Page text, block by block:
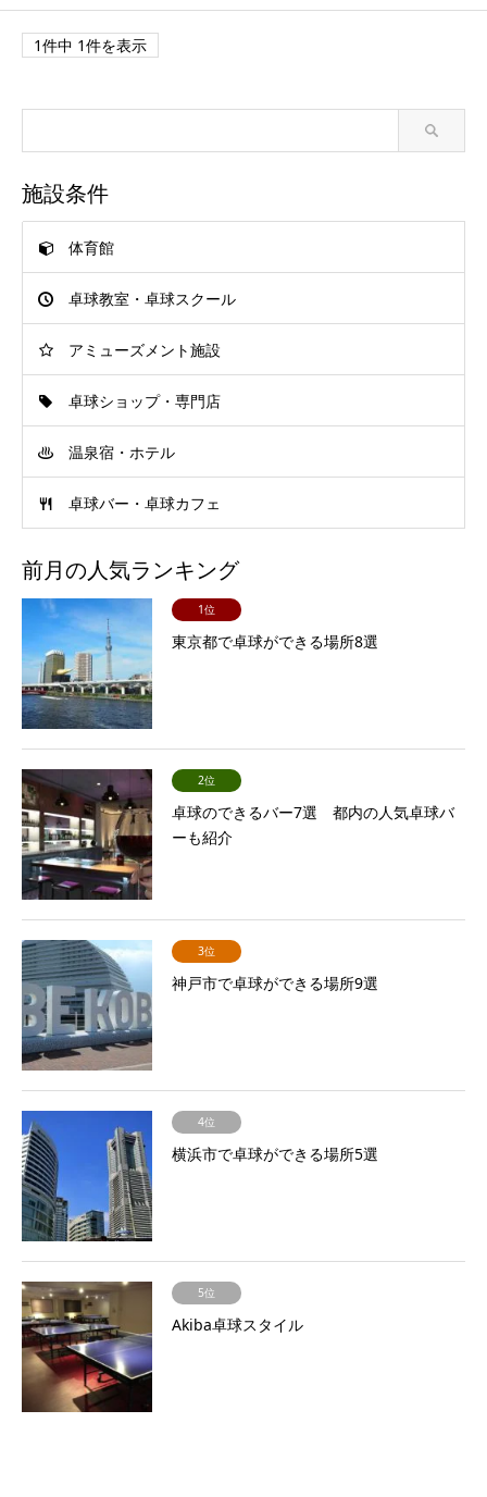
1件中 1件を表示
施設条件
体育館
卓球教室・卓球スクール
アミューズメント施設
卓球ショップ・専門店
温泉宿・ホテル
卓球バー・卓球カフェ
前月の人気ランキング
1位
東京都で卓球ができる場所8選
2位
卓球のできるバー7選 都内の人気卓球バ
ーも紹介
3位
神戸市で卓球ができる場所9選
4位
横浜市で卓球ができる場所5選
5位
Akiba卓球スタイル